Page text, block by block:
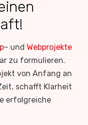
– und Webprojekte
zu formulieren.
von Anfang an
schafft Klarheit
erfolgreiche